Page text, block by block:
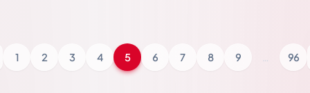
1 2 3 4 5 6 7 8 9 96